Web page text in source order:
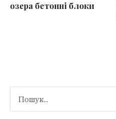
озера бетонні блоки